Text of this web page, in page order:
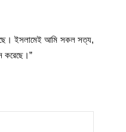
ইসলামেই আমি সকল সত্য,
করেছে।”